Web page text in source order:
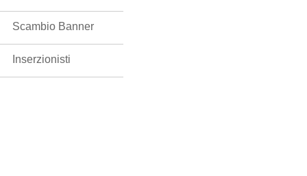
Scambio Banner
Inserzionisti